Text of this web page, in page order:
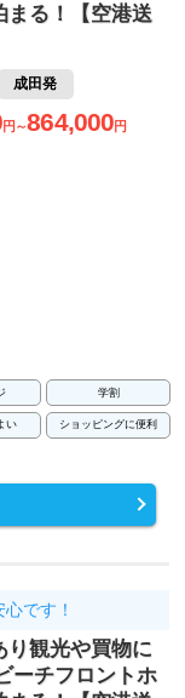
まる！【空港送
成田発
円～864,000円
学割
い ショッピングに便利
です！
観光や買物に
ーチフロントホ